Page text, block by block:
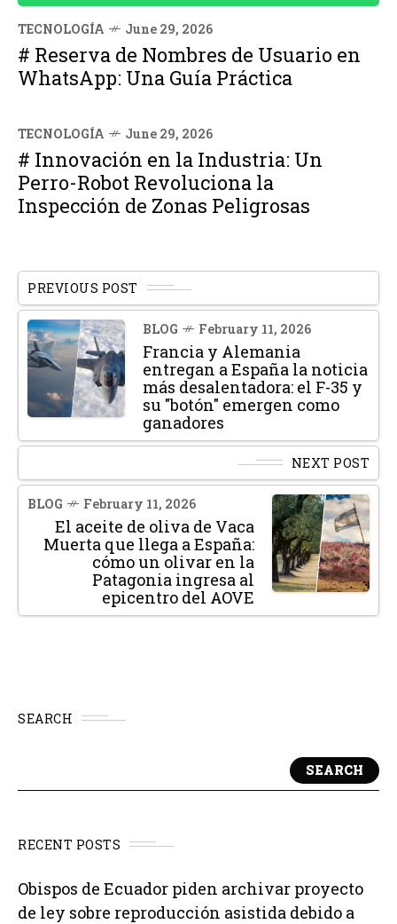
TECNOLOGÍA June 29, 2026
# Reserva de Nombres de Usuario en
WhatsApp: Una Guía Práctica
TECNOLOGÍA June 29, 2026
# Innovación en la Industria: Un
Perro-Robot Revoluciona la
Inspección de Zonas Peligrosas
PREVIOUS POST
BLOG February 11, 2026
Francia y Alemania
entregan a España la noticia
más desalentadora: el F-35 y
su "botón" emergen como
ganadores
NEXT POST
BLOG February 11, 2026
El aceite de oliva de Vaca
Muerta que llega a España:
cómo un olivar en la
Patagonia ingresa al
epicentro del AOVE
SEARCH
SEARCH
RECENT POSTS
Obispos de Ecuador piden archivar proyecto
de ley sobre reproducción asistida debido a